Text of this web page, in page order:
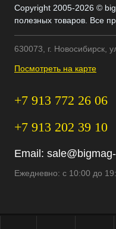
Copyright 2005-2026 ©
полезных товаров. Все
630073, г. Новосибирск,
Посмотреть на карте
+7 913 772 26 06
+7 913 202 39 10
Email:
Ежедневно: с 10:00 до